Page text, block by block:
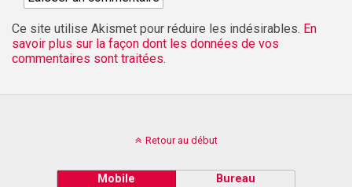
Ce site utilise Akismet pour réduire les indésirables. En
savoir plus sur la façon dont les données de vos
commentaires sont traitées.
Retour au début
Mobile Bureau